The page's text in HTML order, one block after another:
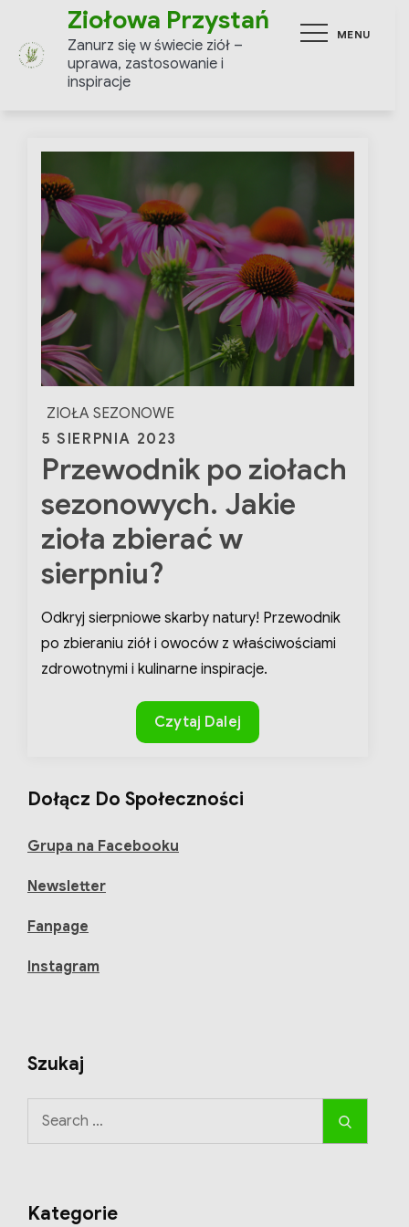
content
MENU
Ziołowa Przystań
Zanurz się w świecie ziół –
uprawa, zastosowanie i
inspiracje
ZIOŁA SEZONOWE
Posted
on
5 SIERPNIA 2023
Przewodnik po ziołach
sezonowych. Jakie
zioła zbierać w
sierpniu?
Odkryj sierpniowe skarby natury! Przewodnik
po zbieraniu ziół i owoców z właściwościami
zdrowotnymi i kulinarne inspiracje.
Przewodnik
po
sezonowych.
zioła
Czytaj Dalej
Dołącz Do Społeczności
Grupa na Facebooku
Newsletter
Fanpage
Instagram
Szukaj
Search
Kategorie